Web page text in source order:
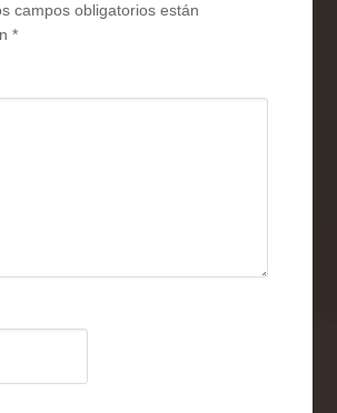
campos obligatorios están
*